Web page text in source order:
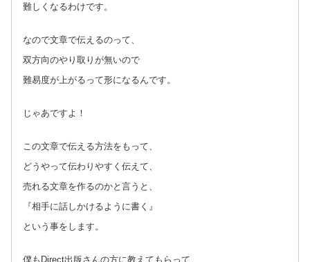
難しくなるわけです。
なので文章で伝えるのって、
双方向のやり取りが無いので
難易度が上がるって形になるんです。
じゃあですよ！
この文章で伝える方法をもって、
どうやって伝わりやすく伝えて、
売れる文章を作るのかと言うと、
『相手に話しかけるように書く』
という事をします。
僕もDirect出版さんの方に教えてもらって、